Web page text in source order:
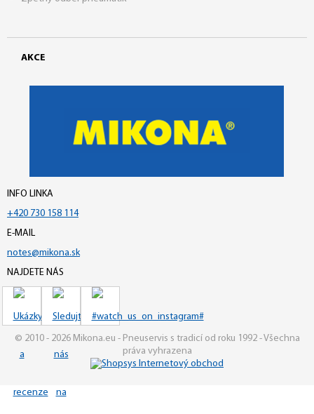
AKCE
INFO LINKA
+420 730 158 114
E-MAIL
notes@mikona.sk
NAJDETE NÁS
© 2010 - 2026 Mikona.eu - Pneuservis s tradicí od roku 1992 - Všechna
práva vyhrazena